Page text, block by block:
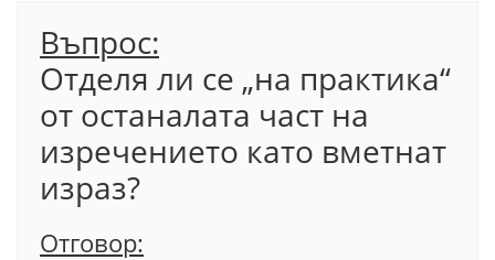
Въпрос:
Отделя ли се „на практика“
от останалата част на
изречението като вметнат
израз?
Отговор: